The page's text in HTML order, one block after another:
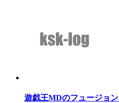
遊戯王MDのフュージョン